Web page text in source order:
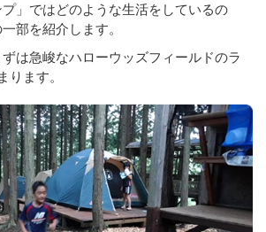
」ではどのような生活をしているの
部を紹介します。
は急峻なハローウッズフィールドのラ
ります。